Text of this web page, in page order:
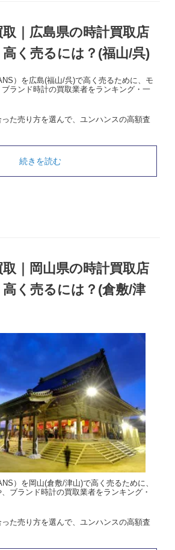
｜広島県の時計買取店
く売るには？(福山/呉)
）を広島(福山/呉)で高く売るために、モ
ランド時計の買取業者をランキング・一
た売り方を選んで、ユンハンスの高額査
続きを読む
｜岡山県の時計買取店
く売るには？(倉敷/津
）を岡山(倉敷/津山)で高く売るために、
ブランド時計の買取業者をランキング・
た売り方を選んで、ユンハンスの高額査